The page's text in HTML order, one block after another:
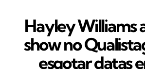
Hayley Williams
show no
esgotar datas